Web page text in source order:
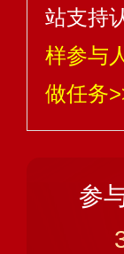
站支持
样参与
做任务
参